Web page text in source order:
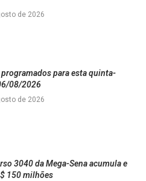
de 2026
para esta quinta-
08/2026
de 2026
3040 da Mega-Sena acumula e
150 milhões